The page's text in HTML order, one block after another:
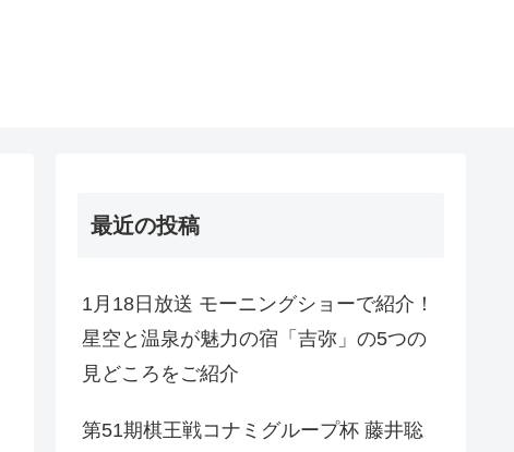
最近の投稿
1月18日放送 モーニングショーで紹介！
星空と温泉が魅力の宿「吉弥」の5つの
見どころをご紹介
第51期棋王戦コナミグループ杯 藤井聡